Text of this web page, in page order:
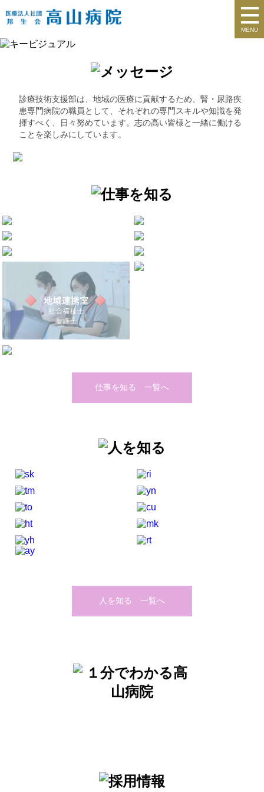
MENU
診療技術支援部は、地域の医療に貢献するため、腎・尿路疾
患専門病院の職員として、それぞれの専門スキルや知識を発
揮すべく、日々努めています。志の高い皆様と一緒に働ける
ことを楽しみにしています。
仕事を知る 一覧へ
人を知る 一覧へ